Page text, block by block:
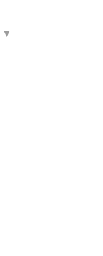
▼